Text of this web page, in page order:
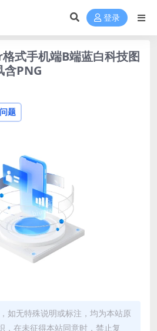
登录
式手机端B端蓝白科技图
PNG
题
如无特殊说明或标注，均为本站原
，在未征得本站同意时，禁止复